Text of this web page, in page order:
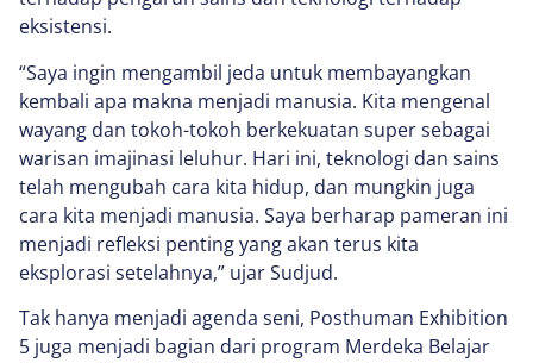
eksistensi.
“Saya ingin mengambil jeda untuk membayangkan
kembali apa makna menjadi manusia. Kita mengenal
wayang dan tokoh-tokoh berkekuatan super sebagai
warisan imajinasi leluhur. Hari ini, teknologi dan sains
telah mengubah cara kita hidup, dan mungkin juga
cara kita menjadi manusia. Saya berharap pameran ini
menjadi refleksi penting yang akan terus kita
eksplorasi setelahnya,” ujar Sudjud.
Tak hanya menjadi agenda seni, Posthuman Exhibition
5 juga menjadi bagian dari program Merdeka Belajar